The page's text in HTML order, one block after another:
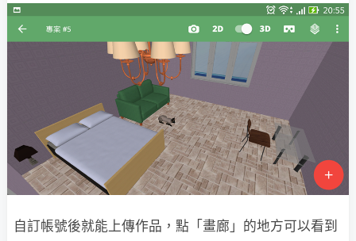
自訂帳號後就能上傳作品，點「畫廊」的地方可以看到